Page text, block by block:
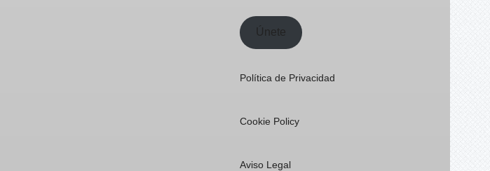
Únete
Política de Privacidad
Cookie Policy
Aviso Legal